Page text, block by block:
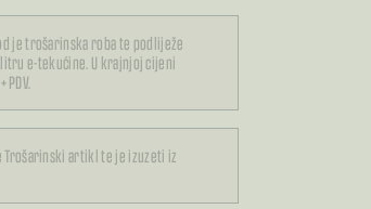
je trošarinska roba te podliježe
e-tekućine. U krajnjoj cijeni
Trošarinski artikl te je izuzeti iz